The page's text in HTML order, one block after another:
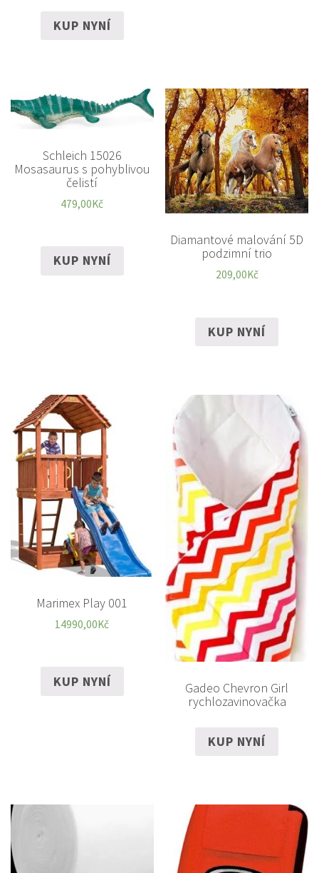
KUP NYNÍ
Schleich 15026
Mosasaurus s pohyblivou
čelistí
479,00Kč
KUP NYNÍ
Diamantové malování 5D
podzimní trio
209,00Kč
KUP NYNÍ
Marimex Play 001
14990,00Kč
KUP NYNÍ
Gadeo Chevron Girl
rychlozavinovačka
KUP NYNÍ